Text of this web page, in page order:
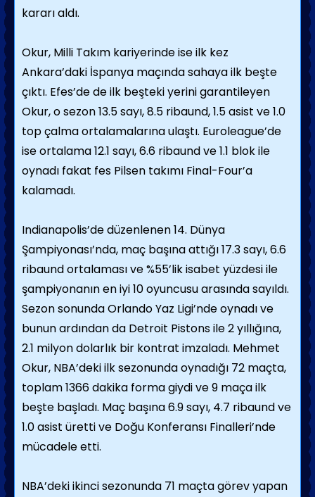
kararı aldı.
Okur, Milli Takım kariyerinde ise ilk kez
Ankara’daki İspanya maçında sahaya ilk beşte
çıktı. Efes’de de ilk beşteki yerini garantileyen
Okur, o sezon 13.5 sayı, 8.5 ribaund, 1.5 asist ve 1.0
top çalma ortalamalarına ulaştı. Euroleague’de
ise ortalama 12.1 sayı, 6.6 ribaund ve 1.1 blok ile
oynadı fakat fes Pilsen takımı Final-Four’a
kalamadı.
Indianapolis’de düzenlenen 14. Dünya
Şampiyonası’nda, maç başına attığı 17.3 sayı, 6.6
ribaund ortalaması ve %55’lik isabet yüzdesi ile
şampiyonanın en iyi 10 oyuncusu arasında sayıldı.
Sezon sonunda Orlando Yaz Ligi’nde oynadı ve
bunun ardından da Detroit Pistons ile 2 yıllığına,
2.1 milyon dolarlık bir kontrat imzaladı. Mehmet
Okur, NBA’deki ilk sezonunda oynadığı 72 maçta,
toplam 1366 dakika forma giydi ve 9 maça ilk
beşte başladı. Maç başına 6.9 sayı, 4.7 ribaund ve
1.0 asist üretti ve Doğu Konferansı Finalleri’nde
mücadele etti.
NBA’deki ikinci sezonunda 71 maçta görev yapan